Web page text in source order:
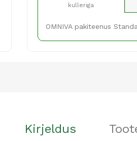
kulleriga
OMNIVA pakiteenus
Kirjeldus